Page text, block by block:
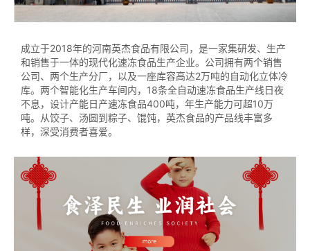
成立于2018年的河南英杰食品有限公司，是一家集研发、生产
和销售于一体的现代化速冻食品生产企业。公司拥有两个销售
公司、两个生产分厂，以及一座库容高达2万吨的自动化立体冷
库。两个智能化生产车间内，18条全自动速冻食品生产线日夜
不息，设计产能日产速冻食品400吨，年生产能力可超10万
吨。从饺子、汤圆到粽子、馄饨，英杰食品的产品线丰富多
样，深受消费者喜爱。